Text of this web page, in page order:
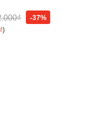
-37%
)